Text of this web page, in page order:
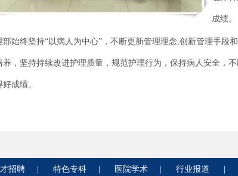
成绩。
部始终坚持“以病人为中心”，不断更新管理理念,创新管理手段
养，坚持持续改进护理质量，规范护理行为，保持病人安全，
成绩。
招聘 特色专科 医院学术 行业报道